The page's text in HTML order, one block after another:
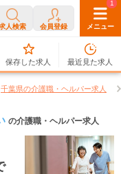
人検索 会員登録 メニュー
0
保存した求人
1
最近見た求人
千葉県の介護職・ヘルパー求人
の介護職・ヘルパー求人